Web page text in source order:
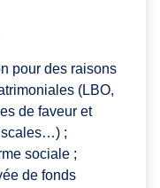
pour des raisons
(LBO,
de faveur et
;
sociale ;
de fonds